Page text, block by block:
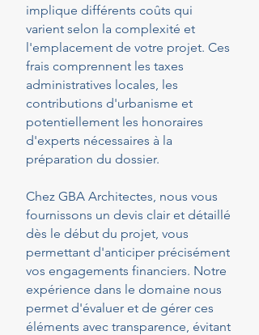
implique différents coûts qui
varient selon la complexité et
l'emplacement de votre projet. Ces
frais comprennent les taxes
administratives locales, les
contributions d'urbanisme et
potentiellement les honoraires
d'experts nécessaires à la
préparation du dossier.
Chez GBA Architectes, nous vous
fournissons un devis clair et détaillé
dès le début du projet, vous
permettant d'anticiper précisément
vos engagements financiers. Notre
expérience dans le domaine nous
permet d'évaluer et de gérer ces
éléments avec transparence, évitant